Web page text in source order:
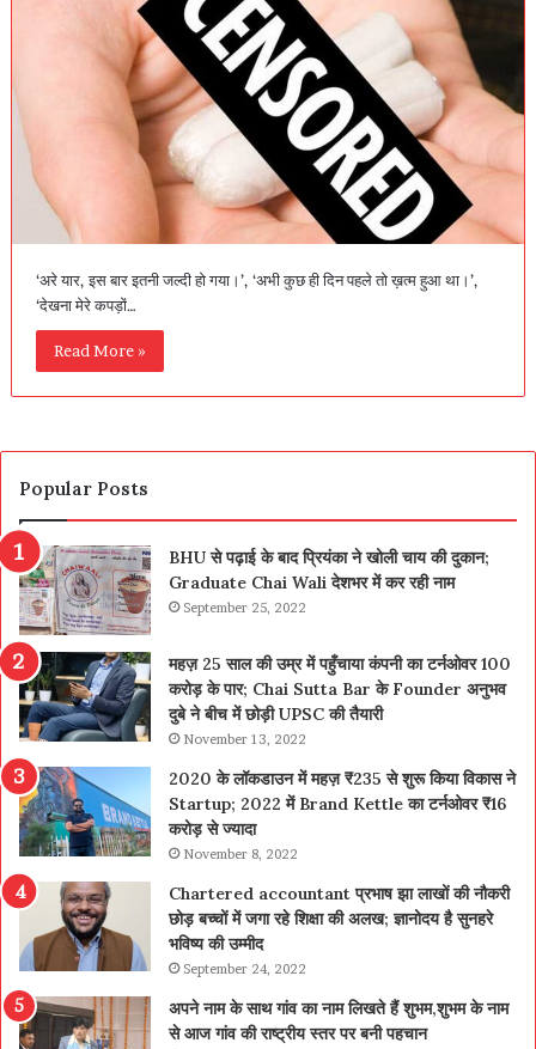
‘अरे यार, इस बार इतनी जल्दी हो गया।’, ‘अभी कुछ ही दिन पहले तो ख़त्म हुआ था।’,
‘देखना मेरे कपड़ों…
Read More »
Popular Posts
BHU से पढ़ाई के बाद प्रियंका ने खोली चाय की दुकान;
Graduate Chai Wali देशभर में कर रही नाम
September 25, 2022
महज़ 25 साल की उम्र में पहुँचाया कंपनी का टर्नओवर 100
करोड़ के पार; Chai Sutta Bar के Founder अनुभव
दुबे ने बीच में छोड़ी UPSC की तैयारी
November 13, 2022
2020 के लॉकडाउन में महज़ ₹235 से शुरू किया विकास ने
Startup; 2022 में Brand Kettle का टर्नओवर ₹16
करोड़ से ज्यादा
November 8, 2022
Chartered accountant प्रभाष झा लाखों की नौकरी
छोड़ बच्चों में जगा रहे शिक्षा की अलख; ज्ञानोदय है सुनहरे
भविष्य की उम्मीद
September 24, 2022
अपने नाम के साथ गांव का नाम लिखते हैं शुभम,शुभम के नाम
से आज गांव की राष्ट्रीय स्तर पर बनी पहचान